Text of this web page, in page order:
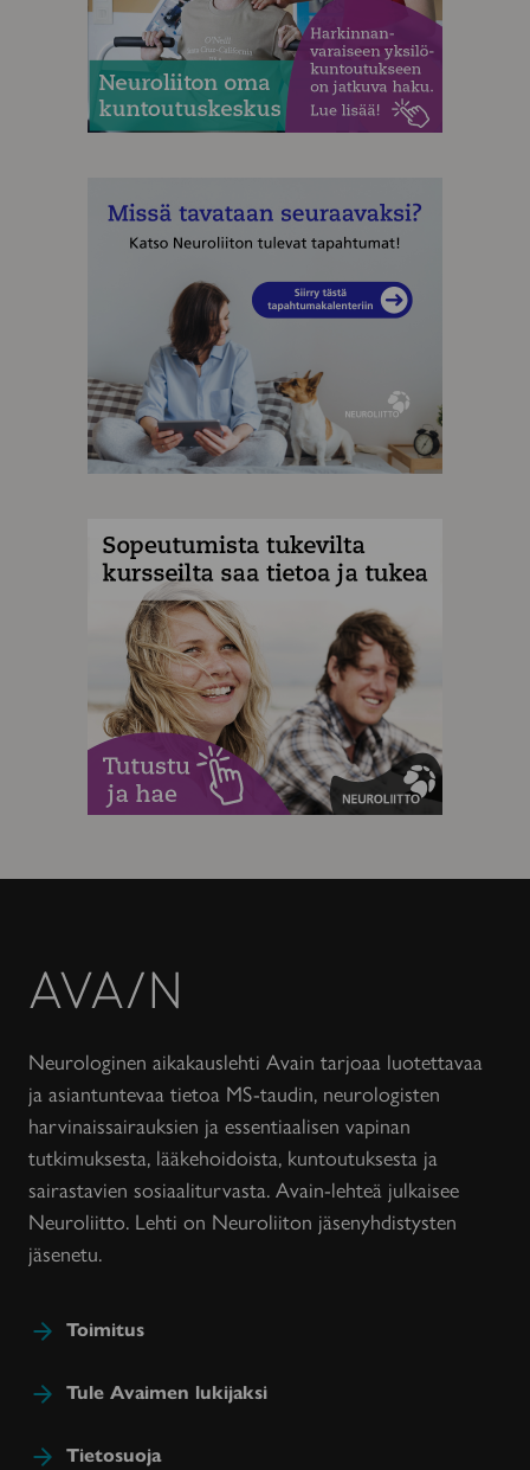
Avain-
lehti
Neurologinen aikakauslehti Avain tarjoaa luotettavaa
ja asiantuntevaa tietoa MS-taudin, neurologisten
harvinaissairauksien ja essentiaalisen vapinan
tutkimuksesta, lääkehoidoista, kuntoutuksesta ja
sairastavien sosiaaliturvasta. Avain-lehteä julkaisee
Neuroliitto. Lehti on Neuroliiton jäsenyhdistysten
jäsenetu.
Toimitus
Tule Avaimen lukijaksi
Tietosuoja